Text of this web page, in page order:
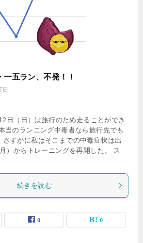
五ラン、不発！！
日（日）は旅行のため走ることができ
当のランニング中毒者なら旅行先でも
さすがに私はそこまでの中毒症状は出
）からトレーニングを再開した。 ス
続きを読む
0 0